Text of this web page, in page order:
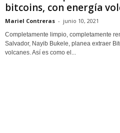
bitcoins, con energía
Mariel Contreras - junio 10, 2021
Completamente limpio, completamente
Salvador, Nayib Bukele, planea extraer
volcanes. Así es como el...